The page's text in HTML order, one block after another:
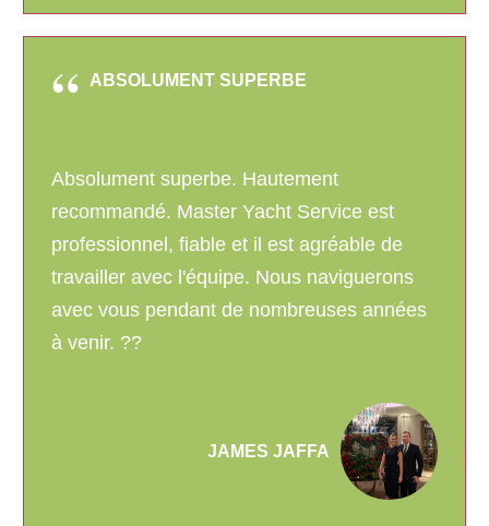
ABSOLUMENT SUPERBE
Absolument superbe. Hautement
recommandé. Master Yacht Service est
professionnel, fiable et il est agréable de
travailler avec l'équipe. Nous naviguerons
avec vous pendant de nombreuses années
à venir. ??
JAMES JAFFA